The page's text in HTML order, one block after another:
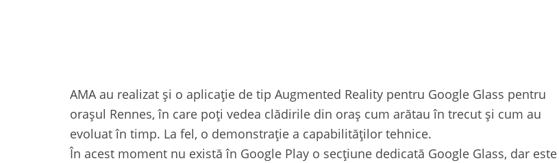
AMA au realizat și o aplicație de tip Augmented Reality pentru Google Glass pentru
orașul Rennes, în care poți vedea clădirile din oraș cum arătau în trecut și cum au
evoluat în timp. La fel, o demonstrație a capabilităților tehnice.
În acest moment nu există în Google Play o secțiune dedicată Google Glass, dar este